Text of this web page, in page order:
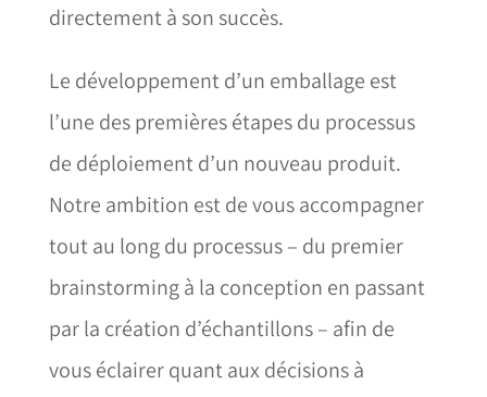
directement à son succès.
Le développement d’un emballage est
l’une des premières étapes du processus
de déploiement d’un nouveau produit.
Notre ambition est de vous accompagner
tout au long du processus – du premier
brainstorming à la conception en passant
par la création d’échantillons – afin de
vous éclairer quant aux décisions à